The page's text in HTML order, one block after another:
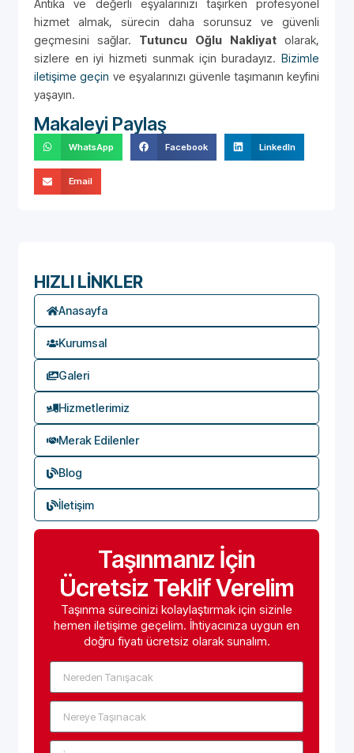
Antika ve değerli eşyalarınızı taşırken profesyonel
hizmet almak, sürecin daha sorunsuz ve güvenli
geçmesini sağlar. Tutuncu Oğlu Nakliyat olarak,
sizlere en iyi hizmeti sunmak için buradayız. Bizimle
iletişime geçin ve eşyalarınızı güvenle taşımanın keyfini
yaşayın.
Makaleyi Paylaş
WhatsApp Facebook LinkedIn
Email
HIZLI LİNKLER
Anasayfa
Kurumsal
Galeri
Hizmetlerimiz
Merak Edilenler
Blog
İletişim
Taşınmanız İçin
Ücretsiz Teklif Verelim
Taşınma sürecinizi kolaylaştırmak için sizinle
hemen iletişime geçelim. İhtiyacınıza uygun en
doğru fiyatı ücretsiz olarak sunalım.